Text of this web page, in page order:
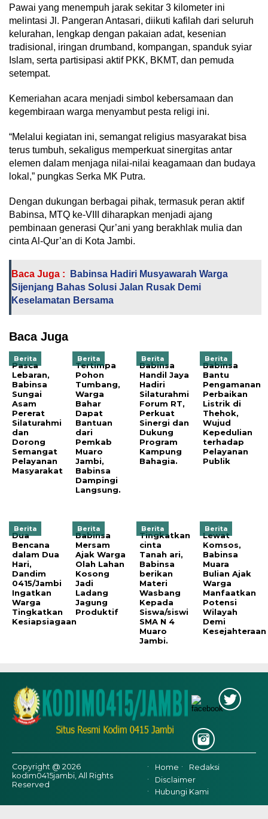
Pawai yang menempuh jarak sekitar 3 kilometer ini
melintasi Jl. Pangeran Antasari, diikuti kafilah dari seluruh
kelurahan, lengkap dengan pakaian adat, kesenian
tradisional, iringan drumband, kompangan, spanduk syiar
Islam, serta partisipasi aktif PKK, BKMT, dan pemuda
setempat.
Kemeriahan acara menjadi simbol kebersamaan dan
kegembiraan warga menyambut pesta religi ini.
“Melalui kegiatan ini, semangat religius masyarakat bisa
terus tumbuh, sekaligus memperkuat sinergitas antar
elemen dalam menjaga nilai-nilai keagamaan dan budaya
lokal,” pungkas Serka MK Putra.
Dengan dukungan berbagai pihak, termasuk peran aktif
Babinsa, MTQ ke-VIII diharapkan menjadi ajang
pembinaan generasi Qur’ani yang berakhlak mulia dan
cinta Al-Qur’an di Kota Jambi.
Baca Juga :
Babinsa Hadiri Musyawarah Warga
Sijenjang Bahas Solusi Jalan Rusak Demi
Keselamatan Bersama
Baca Juga
Berita
Pasca
Lebaran,
Babinsa
Sungai
Asam
Pererat
Silaturahmi
dan
Dorong
Semangat
Pelayanan
Masyarakat
Berita
Tertimpa
Pohon
Tumbang,
Warga
Bahar
Dapat
Bantuan
dari
Pemkab
Muaro
Jambi,
Babinsa
Dampingi
Langsung.
Berita
Babinsa
Handil Jaya
Hadiri
Silaturahmi
Forum RT,
Perkuat
Sinergi dan
Dukung
Program
Kampung
Bahagia.
Berita
Babinsa
Bantu
Pengamanan
Perbaikan
Listrik di
Thehok,
Wujud
Kepedulian
terhadap
Pelayanan
Publik
Berita
Dua
Bencana
dalam Dua
Hari,
Dandim
0415/Jambi
Ingatkan
Warga
Tingkatkan
Kesiapsiagaan
Berita
Babinsa
Mersam
Ajak Warga
Olah Lahan
Kosong
Jadi
Ladang
Jagung
Produktif
Berita
Tingkatkan
cinta
Tanah ari,
Babinsa
berikan
Materi
Wasbang
Kepada
Siswa/siswi
SMA N 4
Muaro
Jambi.
Berita
Lewat
Komsos,
Babinsa
Muara
Bulian Ajak
Warga
Manfaatkan
Potensi
Wilayah
Demi
Kesejahteraan
Copyright @ 2026
kodim0415jambi, All Rights
Reserved
Home
Redaksi
Disclaimer
Hubungi Kami